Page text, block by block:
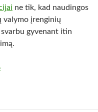
ne tik, kad naudingos
valymo įrenginių
gyvenant itin